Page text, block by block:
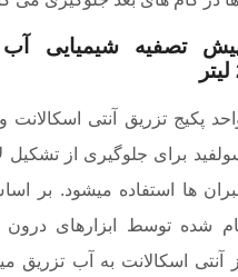
تصفیه شیمیایی
پکیج تزریق آنتی
برای جلوگیری از
ها استفاده میشود. بر
شده توسط ابزارهای درون
آنتی اسکالانت به آب تزریق